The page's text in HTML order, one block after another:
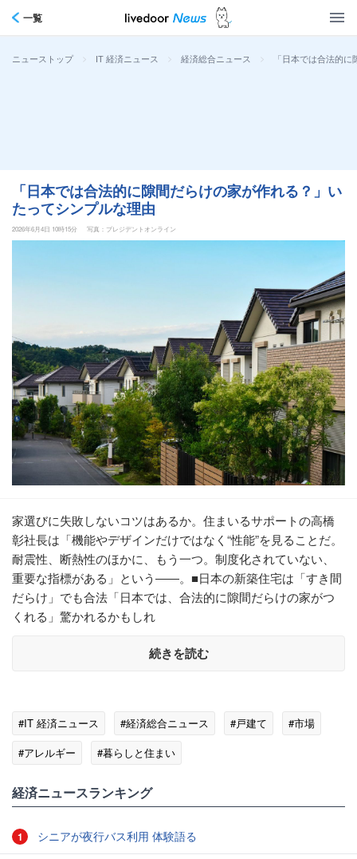
一覧
ニューストップ > IT 経済ニュース > 経済総合ニュース > 「日本では合法的
「日本では合法的に隙間だらけの家が作れる？」い
たってシンプルな理由
2026年6月4日 10時15分 写真：プレジデントオンライン
家選びに失敗しないコツはあるか。住まいるサポートの高橋
彰社長は「機能やデザインだけではなく“性能”を見ることだ。
耐震性、断熱性のほかに、もう一つ。制度化されていない、
重要な指標がある」という――。■日本の新築住宅は「すき間
だらけ」でも合法「日本では、合法的に隙間だらけの家がつ
くれる」驚かれるかもしれ
続きを読む
#IT 経済ニュース #経済総合ニュース #戸建て
#市場
#アレルギー
#暮らしと住まい
経済ニュースランキング
1 シニアが夜行バス利用 体験語る